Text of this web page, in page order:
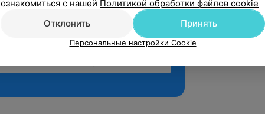
ознакомиться с нашей Политикой обработки файлов cookie
Отклонить
Принять
Персональные настройки Cookie